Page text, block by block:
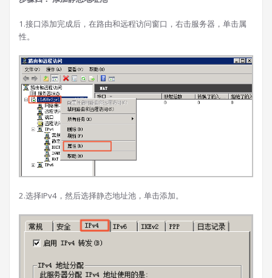
1.接口添加完成后，在路由和远程访问窗口，右击服务器，单击属
性。
2.选择IPv4，然后选择静态地址池，单击添加。